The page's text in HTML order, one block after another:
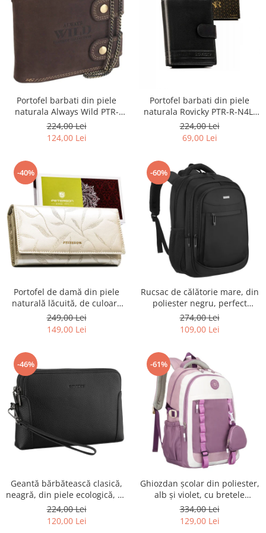
Portofel barbati din piele
naturala Always Wild PTR-
2900-BIC
224,00 Lei
124,00 Lei
Portofel barbati din piele
naturala Rovicky PTR-R-N4L-
GAT-8922 B+B
224,00 Lei
69,00 Lei
-40%
Portofel de damă din piele
naturală lăcuită, de culoare
bej, cu închidere cu capsă -
Peterson
249,00 Lei
149,00 Lei
-60%
Rucsac de călătorie mare, din
poliester negru, perfect
pentru bagajul de mână -
Rovicky PTR-R-BHX-05-1020
274,00 Lei
109,00 Lei
-46%
Geantă bărbătească clasică,
neagră, din piele ecologică, cu
fermoar - Rovicky PTR-R-SDR-
01-1631 BLACK
224,00 Lei
120,00 Lei
-61%
Ghiozdan școlar din poliester,
alb și violet, cu bretele
reglabile - Peterson PTR-PTN
8603-1303 PURPLE
334,00 Lei
129,00 Lei